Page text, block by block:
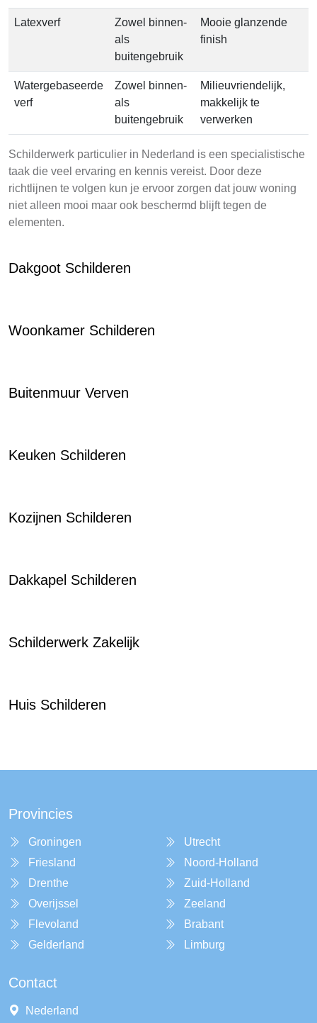
Latexverf
Zowel binnen-
als
buitengebruik
Mooie glanzende
finish
Watergebaseerde
verf
Zowel binnen-
als
buitengebruik
Milieuvriendelijk,
makkelijk te
verwerken
Schilderwerk particulier in Nederland is een specialistische
taak die veel ervaring en kennis vereist. Door deze
richtlijnen te volgen kun je ervoor zorgen dat jouw woning
niet alleen mooi maar ook beschermd blijft tegen de
elementen.
Dakgoot Schilderen
Woonkamer Schilderen
Buitenmuur Verven
Keuken Schilderen
Kozijnen Schilderen
Dakkapel Schilderen
Schilderwerk Zakelijk
Huis Schilderen
Provincies
Groningen
Friesland
Drenthe
Overijssel
Flevoland
Gelderland
Utrecht
Noord-Holland
Zuid-Holland
Zeeland
Brabant
Limburg
Contact
Nederland